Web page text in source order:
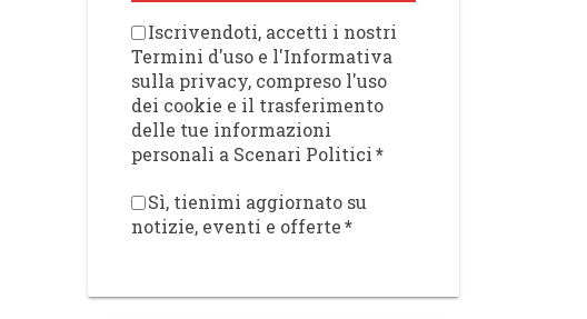
Iscrivendoti, accetti i nostri
Termini d'uso e l'Informativa
sulla privacy, compreso l'uso
dei cookie e il trasferimento
delle tue informazioni
personali a Scenari Politici*
Sì, tienimi aggiornato su
notizie, eventi e offerte*